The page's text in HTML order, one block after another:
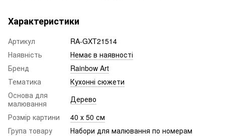
Характеристики
Артикул
RA-GXT21514
Наявність
Немає в наявності
Бренд
Rainbow Art
Тематика
Кухонні сюжети
Основа для
малювання
Дерево
Розмір картини
40 х 50 см
Група товару
Набори для малювання по номерам